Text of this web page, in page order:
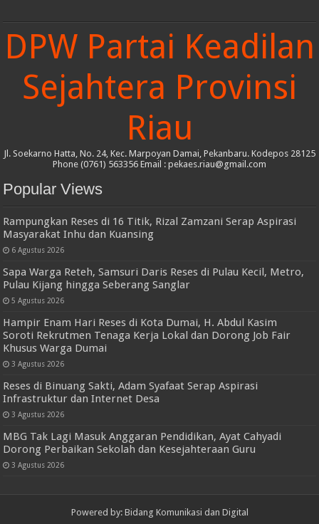
DPW Partai Keadilan
Sejahtera Provinsi
Riau
Jl. Soekarno Hatta, No. 24, Kec. Marpoyan Damai, Pekanbaru. Kodepos 28125
Phone (0761) 563356 Email : pekaes.riau@gmail.com
Popular Views
Rampungkan Reses di 16 Titik, Rizal Zamzani Serap Aspirasi
Masyarakat Inhu dan Kuansing
6 Agustus 2026
Sapa Warga Reteh, Samsuri Daris Reses di Pulau Kecil, Metro,
Pulau Kijang hingga Seberang Sanglar
5 Agustus 2026
Hampir Enam Hari Reses di Kota Dumai, H. Abdul Kasim
Soroti Rekrutmen Tenaga Kerja Lokal dan Dorong Job Fair
Khusus Warga Dumai
3 Agustus 2026
Reses di Binuang Sakti, Adam Syafaat Serap Aspirasi
Infrastruktur dan Internet Desa
3 Agustus 2026
MBG Tak Lagi Masuk Anggaran Pendidikan, Ayat Cahyadi
Dorong Perbaikan Sekolah dan Kesejahteraan Guru
3 Agustus 2026
Powered by: Bidang Komunikasi dan Digital